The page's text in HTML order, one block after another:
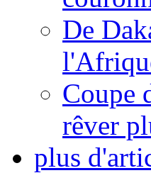
De
Coupe
rêver
plus